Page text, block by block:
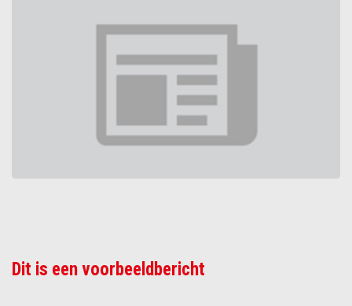
Dit is een voorbeeldbericht